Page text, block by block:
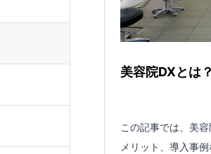
美容院DXとは
この記事では、美
メリット、導入事